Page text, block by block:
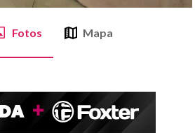
Fotos Mapa